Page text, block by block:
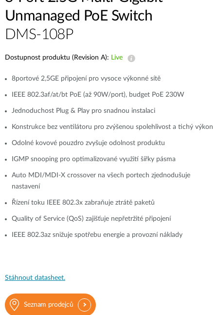
Unmanaged PoE Switch
DMS-108P
Dostupnost produktu (Revision A): Live
8portové 2,5GE připojení pro vysoce výkonné sítě
IEEE 802.3af/at/bt PoE (až 90W/port), budget PoE 230W
Jednoduchost Plug & Play pro snadnou instalaci
Konstrukce bez ventilátoru pro zvýšenou spolehlivost a tichý výkon
Odolné kovové pouzdro zvyšuje odolnost produktu
IGMP snooping pro optimalizované využití šířky pásma
Auto MDI/MDI-X crossover na všech portech zjednodušuje
nastavení
Řízení toku IEEE 802.3x zabraňuje ztrátě paketů
Quality of Service (QoS) zajišťuje nepřetržité připojení
IEEE 802.3az snižuje spotřebu energie a provozní náklady
Stáhnout datasheet.
Seznam prodejců